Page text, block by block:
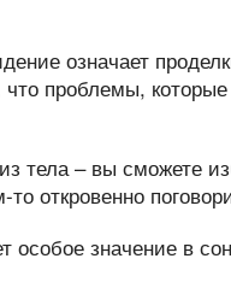
означает
проблемы,
тела – вы сможете
откровенно